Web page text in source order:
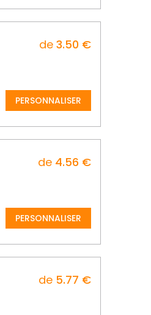
de 3.50 €
PERSONNALISER
de 4.56 €
PERSONNALISER
de 5.77 €